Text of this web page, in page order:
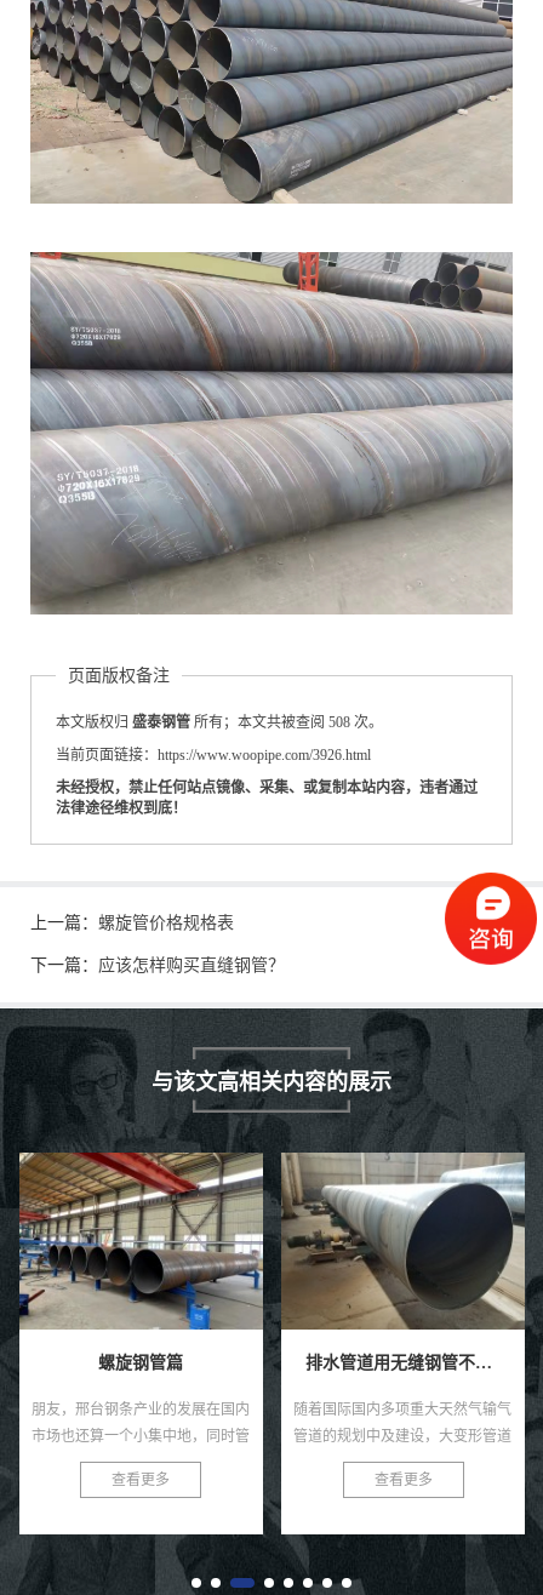
页面版权备注
本文版权归 盛泰钢管 所有；本文共被查阅 508 次。
当前页面链接：https://www.woopipe.com/3926.html
未经授权，禁止任何站点镜像、采集、或复制本站内容，违者通过
法律途径维权到底！
上一篇： 螺旋管价格规格表
下一篇： 应该怎样购买直缝钢管？
与该文高相关内容的展示
螺旋钢管篇
朋友，邢台钢条产业的发展在国内
市场也还算一个小集中地，同时管
道连接武器装备整体行业也是保定
的经济支柱性核心产业之一。因为
献，...
查看更多
排水管道用无缝钢管不应该选用优质哪种材质
随着国际国内多项重大天然气输气
管道的规划中及建设，大变形管道
线路钢、超高强度级别分类热煨弯
管和厚规格大小高温管材等附加值
竞...
查看更多